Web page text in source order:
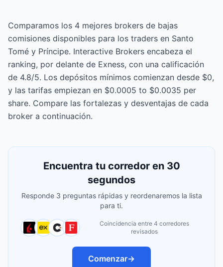
Comparamos los 4 mejores brokers de bajas
comisiones disponibles para los traders en Santo
Tomé y Príncipe. Interactive Brokers encabeza el
ranking, por delante de Exness, con una calificación
de 4.8/5. Los depósitos mínimos comienzan desde $0,
y las tarifas empiezan en $0.0005 to $0.0035 per
share. Compare las fortalezas y desventajas de cada
broker a continuación.
Encuentra tu corredor en 30
segundos
Responde 3 preguntas rápidas y reordenaremos la lista
para ti.
Coincidencia entre 4 corredores
revisados
Comenzar→